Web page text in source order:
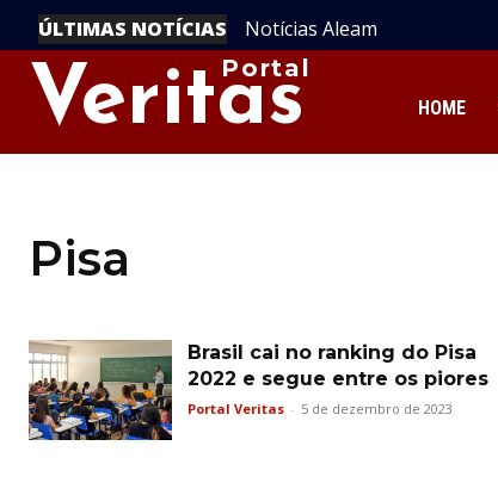
ÚLTIMAS NOTÍCIAS Notícias Aleam
Veritas
Portal
HOME
Pisa
Brasil cai no ranking do Pisa
2022 e segue entre os piores
Portal Veritas - 5 de dezembro de 2023